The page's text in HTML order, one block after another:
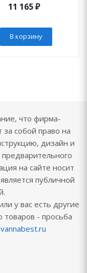
11 165₽
В корзину
что фирма-
за собой право на
дизайн и
на сайте носит
публичной
у вас есть другие
- просьба